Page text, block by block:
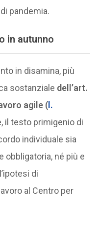
pandemia.
in autunno
in disamina, più
sostanziale dell’art.
agile (l.
il testo primigenio di
individuale sia
obbligatoria, né più e
di
al Centro per